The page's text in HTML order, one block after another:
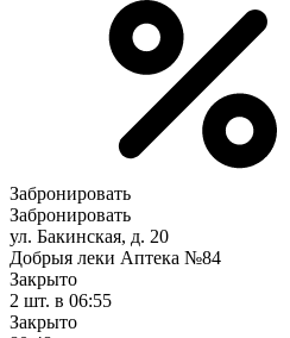
Забронировать
Забронировать
ул. Бакинская, д. 20
Добрыя леки Аптека №84
Закрыто
2 шт. в 06:55
Закрыто